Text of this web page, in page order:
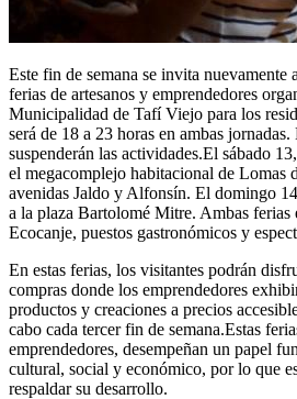
Este fin de semana se invita nuevamente
ferias de artesanos y emprendedores
Municipalidad de Tafí Viejo para los
será de 18 a 23 horas en ambas
suspenderán las actividades.El sábado
el megacomplejo habitacional de Lomas
avenidas Jaldo y Alfonsín. El domingo
a la plaza Bartolomé Mitre. Ambas ferias
Ecocanje, puestos gastronómicos y
En estas ferias, los visitantes podrán
compras donde los emprendedores
productos y creaciones a precios
cabo cada tercer fin de semana.Estas
emprendedores, desempeñan un papel
cultural, social y económico, por lo que
respaldar su desarrollo.